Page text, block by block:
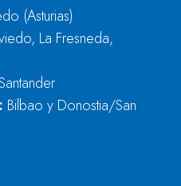
(Asturias)
La Fresneda,
Bilbao y Donostia/San